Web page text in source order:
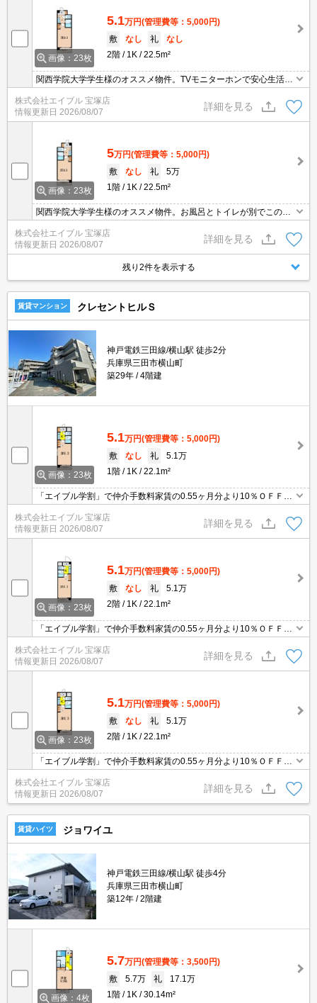
画像：23枚
5.1万円(管理費等：5,000円)
敷
なし 礼
なし
2階
1K 22.5m²
関西学院大学学生様のオススメ物件。TVモニターホンで安心生活
を!。安心の鉄筋コンクリート造。初期費用・家賃カード払い可。
「エイブル学割」で仲介手数料家賃の10ヶ月分より10％ＯＦＦ。バ
ス・トイレ別。
株式会社エイブル 宝塚店
情報更新日 2026/08/07
詳細を見る
画像：23枚
5万円(管理費等：5,000円)
敷
なし 礼
5万
1階
1K 22.5m²
関西学院大学学生様のオススメ物件。お風呂とトイレが別でこの家
賃。TVモニターホンで安心生活を!。安心の鉄筋コンクリート造。初
めての一人暮らしはこのお部屋から。初期費用・家賃カード払い
可。
株式会社エイブル 宝塚店
情報更新日 2026/08/07
詳細を見る
残り2件を表示する
賃貸マンション クレセントヒルＳ
神戸電鉄三田線/横山駅 徒歩2分
兵庫県三田市横山町
築29年
4階建
画像：23枚
5.1万円(管理費等：5,000円)
敷
なし 礼
5.1万
1階
1K 22.1m²
「エイブル学割」で仲介手数料家賃の0.55ヶ月分より10％ＯＦＦ。
オートロック付きで、一人暮らしも安心。TVモニターホンで安心生
活を!。安心の鉄筋コンクリート造。初期費用・家賃カード払い可。
株式会社エイブル 宝塚店
情報更新日 2026/08/07
詳細を見る
画像：23枚
5.1万円(管理費等：5,000円)
敷
なし 礼
5.1万
2階
1K 22.1m²
「エイブル学割」で仲介手数料家賃の0.55ヶ月分より10％ＯＦＦ。
オートロック付きで、一人暮らしも安心。TVモニターホンで安心生
活を!。安心の鉄筋コンクリート造。初期費用・家賃カード払い可。
株式会社エイブル 宝塚店
情報更新日 2026/08/07
詳細を見る
画像：23枚
5.1万円(管理費等：5,000円)
敷
なし 礼
5.1万
2階
1K 22.1m²
「エイブル学割」で仲介手数料家賃の0.55ヶ月分より10％ＯＦＦ。
オートロック付きで、一人暮らしも安心。TVモニターホンで安心生
活を!。安心の鉄筋コンクリート造。初期費用・家賃カード払い可。
株式会社エイブル 宝塚店
情報更新日 2026/08/07
詳細を見る
賃貸ハイツ ジョワイユ
神戸電鉄三田線/横山駅 徒歩4分
兵庫県三田市横山町
築12年
2階建
画像：4枚
5.7万円(管理費等：3,500円)
敷
5.7万 礼
17.1万
1階
1K 30.14m²